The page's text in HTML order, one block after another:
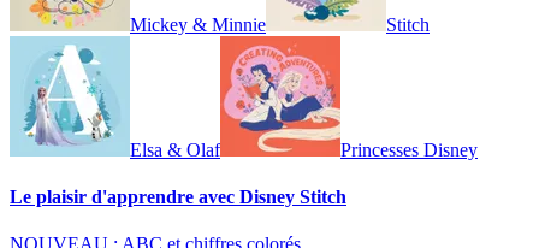
Mickey & Minnie Stitch
Elsa & Olaf Princesses Disney
Le plaisir d'apprendre avec Disney Stitch